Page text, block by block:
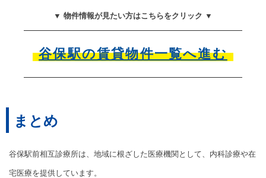
▼ 物件情報が見たい方はこちらをクリック ▼
谷保駅の賃貸物件一覧へ進む
まとめ
谷保駅前相互診療所は、地域に根ざした医療機関として、内科診療や在
宅医療を提供しています。